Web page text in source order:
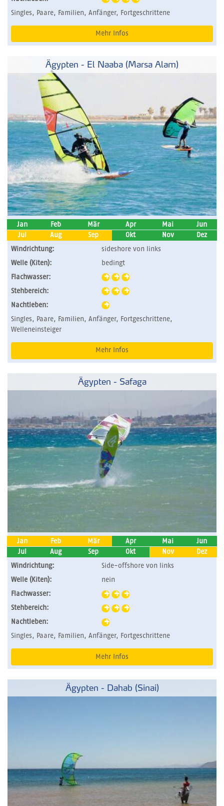
Singles, Paare, Familien, Anfänger, Fortgeschrittene
Mehr Infos
Ägypten - El Naaba (Marsa Alam)
Jan Feb Mär Apr Mai
Jun
Jul
Aug Sep Okt Nov
Dez
Windrichtung:
sideshore von links
Welle (Kiten):
bedingt
Flachwasser:
Stehbereich:
Nachtleben:
Singles, Paare, Familien, Anfänger, Fortgeschrittene,
Welleneinsteiger
Mehr Infos
Ägypten - Safaga
Jan Feb Mär Apr Mai
Jun
Jul
Aug Sep Okt Nov
Dez
Windrichtung:
Side-offshore von links
Welle (Kiten):
nein
Flachwasser:
Stehbereich:
Nachtleben:
Singles, Paare, Familien, Anfänger, Fortgeschrittene
Mehr Infos
Ägypten - Dahab (Sinai)